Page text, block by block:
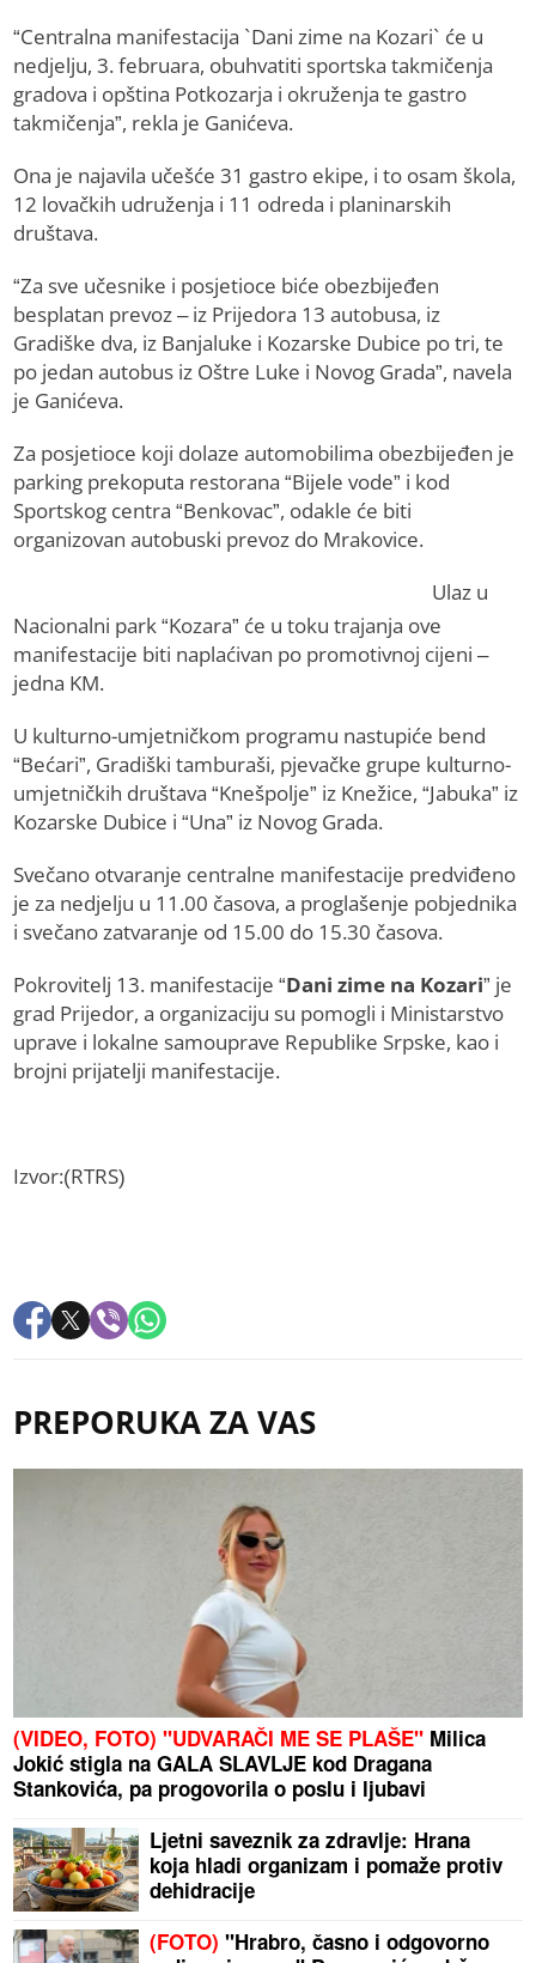
“Centralna manifestacija `Dani zime na Kozari` će u
nedjelju, 3. februara, obuhvatiti sportska takmičenja
gradova i opština Potkozarja i okruženja te gastro
takmičenja”, rekla je Ganićeva.
Ona je najavila učešće 31 gastro ekipe, i to osam škola,
12 lovačkih udruženja i 11 odreda i planinarskih
društava.
“Za sve učesnike i posjetioce biće obezbijeđen
besplatan prevoz – iz Prijedora 13 autobusa, iz
Gradiške dva, iz Banjaluke i Kozarske Dubice po tri, te
po jedan autobus iz Oštre Luke i Novog Grada”, navela
je Ganićeva.
Za posjetioce koji dolaze automobilima obezbijeđen je
parking prekoputa restorana “Bijele vode” i kod
Sportskog centra “Benkovac”, odakle će biti
organizovan autobuski prevoz do Mrakovice.
Ulaz u
Nacionalni park “Kozara” će u toku trajanja ove
manifestacije biti naplaćivan po promotivnoj cijeni –
jedna KM.
U kulturno-umjetničkom programu nastupiće bend
“Bećari”, Gradiški tamburaši, pjevačke grupe kulturno-
umjetničkih društava “Knešpolje” iz Knežice, “Јabuka” iz
Kozarske Dubice i “Una” iz Novog Grada.
Svečano otvaranje centralne manifestacije predviđeno
je za nedjelju u 11.00 časova, a proglašenje pobjednika
i svečano zatvaranje od 15.00 do 15.30 časova.
Pokrovitelj 13. manifestacije “Dani zime na Kozari” je
grad Prijedor, a organizaciju su pomogli i Ministarstvo
uprave i lokalne samouprave Republike Srpske, kao i
brojni prijatelji manifestacije.
Izvor:(RTRS)
PREPORUKA ZA VAS
(VIDEO, FOTO) "UDVARAČI ME SE PLAŠE" Milica
Jokić stigla na GALA SLAVLJE kod Dragana
Stankovića, pa progovorila o poslu i ljubavi
Ljetni saveznik za zdravlje: Hrana
koja hladi organizam i pomaže protiv
dehidracije
(FOTO) "Hrabro, časno i odgovorno